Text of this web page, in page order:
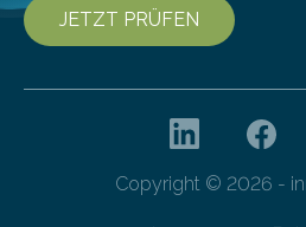
JETZT PRÜFEN
Copyright © 2026 -